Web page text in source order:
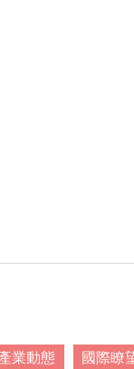
業動態 國際瞭